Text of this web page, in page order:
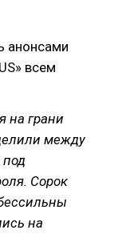
анонсами
всем
на грани
между
Сорок
на